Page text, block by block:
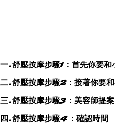
一.舒壓按摩步驟1：首先你要和
二.舒壓按摩步驟2：接著你要
三.舒壓按摩步驟3：美容師提案
四.舒壓按摩步驟4：確認時間